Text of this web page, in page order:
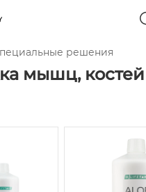
решения
мышц,